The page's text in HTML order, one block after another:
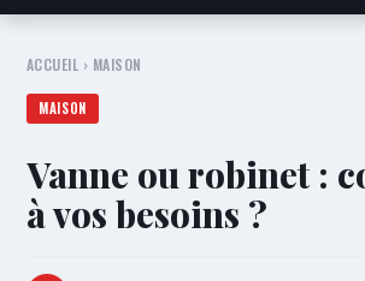
ACCUEIL › MAISON
MAISON
Vanne ou robinet :
à vos besoins ?